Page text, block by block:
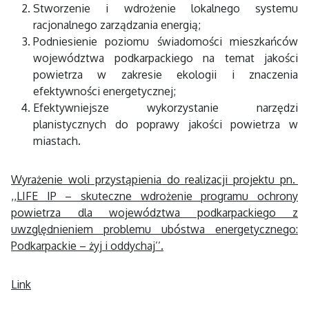
Stworzenie i wdrożenie lokalnego systemu
racjonalnego zarządzania energią;
Podniesienie poziomu świadomości mieszkańców
województwa podkarpackiego na temat jakości
powietrza w zakresie ekologii i znaczenia
efektywności energetycznej;
Efektywniejsze wykorzystanie narzędzi
planistycznych do poprawy jakości powietrza w
miastach.
Wyrażenie woli przystąpienia do realizacji projektu pn.
,,LIFE IP – skuteczne wdrożenie programu ochrony
powietrza dla województwa podkarpackiego z
uwzględnieniem problemu ubóstwa energetycznego:
Podkarpackie – żyj i oddychaj’’.
Link